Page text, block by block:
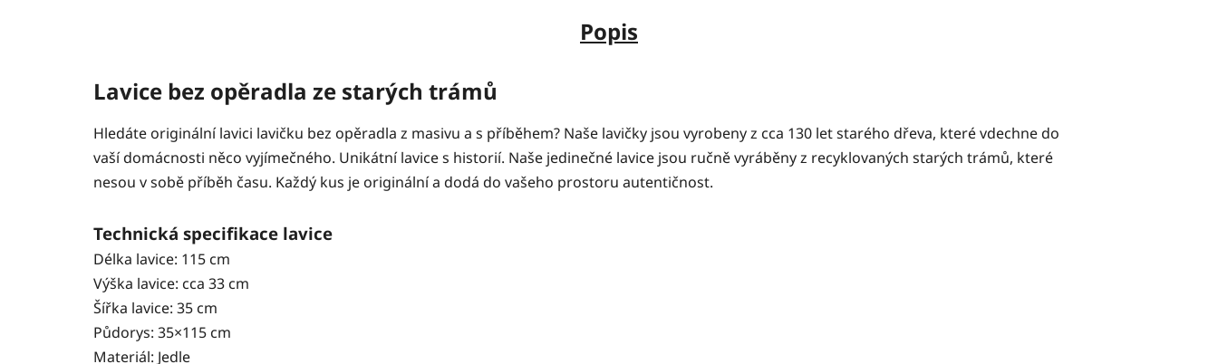
Popis
Lavice bez opěradla ze starých trámů
Hledáte originální lavici lavičku bez opěradla z masivu a s příběhem? Naše lavičky jsou vyrobeny z cca 130 let starého dřeva, které vdechne do
vaší domácnosti něco vyjímečného. Unikátní lavice s historií. Naše jedinečné lavice jsou ručně vyráběny z recyklovaných starých trámů, které
nesou v sobě příběh času. Každý kus je originální a dodá do vašeho prostoru autentičnost.
Technická specifikace lavice
Délka lavice: 115 cm
Výška lavice: cca 33 cm
Šířka lavice: 35 cm
Půdorys: 35×115 cm
Materiál: Jedle